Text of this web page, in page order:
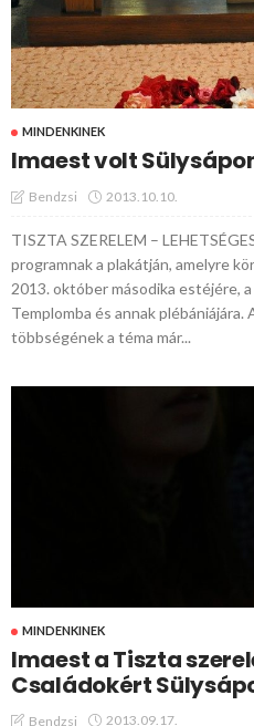
MINDENKINEK
Imaest volt
Bendzsi 2013.10.10.
TISZTA SZERELEM –
programnak a plakátján, amelyre
2013. október másodika estéjére,
Templomba és annak
többségének a téma már...
MINDENKINEK
Imaest a Tiszta
Családokért
Bendzsi 2013.09.17.